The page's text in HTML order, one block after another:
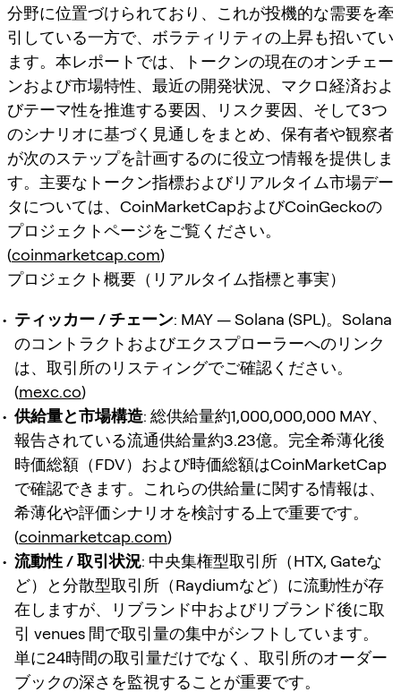
分野に位置づけられており、これが投機的な需要を牽
引している一方で、ボラティリティの上昇も招いてい
ます。本レポートでは、トークンの現在のオンチェー
ンおよび市場特性、最近の開発状況、マクロ経済およ
びテーマ性を推進する要因、リスク要因、そして3つ
のシナリオに基づく見通しをまとめ、保有者や観察者
が次のステップを計画するのに役立つ情報を提供しま
す。主要なトークン指標およびリアルタイム市場デー
タについては、CoinMarketCapおよびCoinGeckoの
プロジェクトページをご覧ください。
(coinmarketcap.com)
プロジェクト概要（リアルタイム指標と事実）
ティッカー / チェーン: MAY — Solana (SPL)。Solana
のコントラクトおよびエクスプローラーへのリンク
は、取引所のリスティングでご確認ください。
(mexc.co)
供給量と市場構造: 総供給量約1,000,000,000 MAY、
報告されている流通供給量約3.23億。完全希薄化後
時価総額（FDV）および時価総額はCoinMarketCap
で確認できます。これらの供給量に関する情報は、
希薄化や評価シナリオを検討する上で重要です。
(coinmarketcap.com)
流動性 / 取引状況: 中央集権型取引所（HTX, Gateな
ど）と分散型取引所（Raydiumなど）に流動性が存
在しますが、リブランド中およびリブランド後に取
引 venues 間で取引量の集中がシフトしています。
単に24時間の取引量だけでなく、取引所のオーダー
ブックの深さを監視することが重要です。